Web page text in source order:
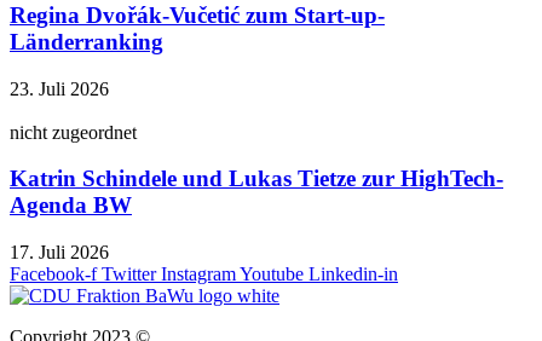
Regina Dvořák-Vučetić zum Start-up-
Länderranking
23. Juli 2026
nicht zugeordnet
Katrin Schindele und Lukas Tietze zur HighTech-
Agenda BW
17. Juli 2026
Facebook-f Twitter InstagramYoutube Linkedin-in
Copyright 2023 ©